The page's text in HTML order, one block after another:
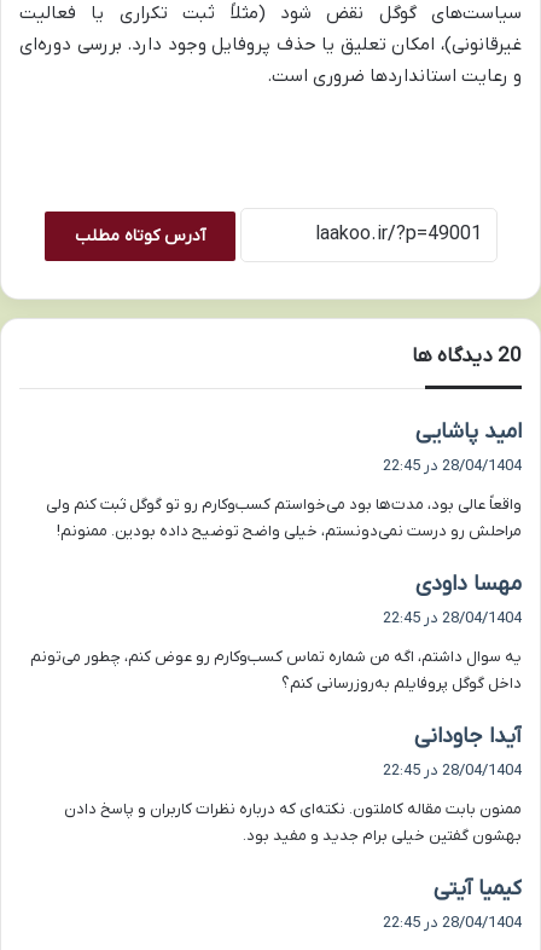
سیاست‌های گوگل نقض شود (مثلاً ثبت تکراری یا فعالیت
غیرقانونی)، امکان تعلیق یا حذف پروفایل وجود دارد. بررسی دوره‌ای
و رعایت استانداردها ضروری است.
آدرس کوتاه مطلب
‫20 دیدگاه ها
امید پاشایی
ف
:
28/04/1404 در 22:45
واقعاً عالی بود، مدت‌ها بود می‌خواستم کسب‌وکارم رو تو گوگل ثبت کنم ولی
مراحلش رو درست نمی‌دونستم، خیلی واضح توضیح داده بودین. ممنونم!
مهسا داودی
ف
:
28/04/1404 در 22:45
یه سوال داشتم، اگه من شماره تماس کسب‌وکارم رو عوض کنم، چطور می‌تونم
داخل گوگل پروفایلم به‌روزرسانی کنم؟
آیدا جاودانی
ف
:
28/04/1404 در 22:45
ممنون بابت مقاله کاملتون. نکته‌ای که درباره نظرات کاربران و پاسخ دادن
بهشون گفتین خیلی برام جدید و مفید بود.
کیمیا آیتی
28/04/1404 در 22:45